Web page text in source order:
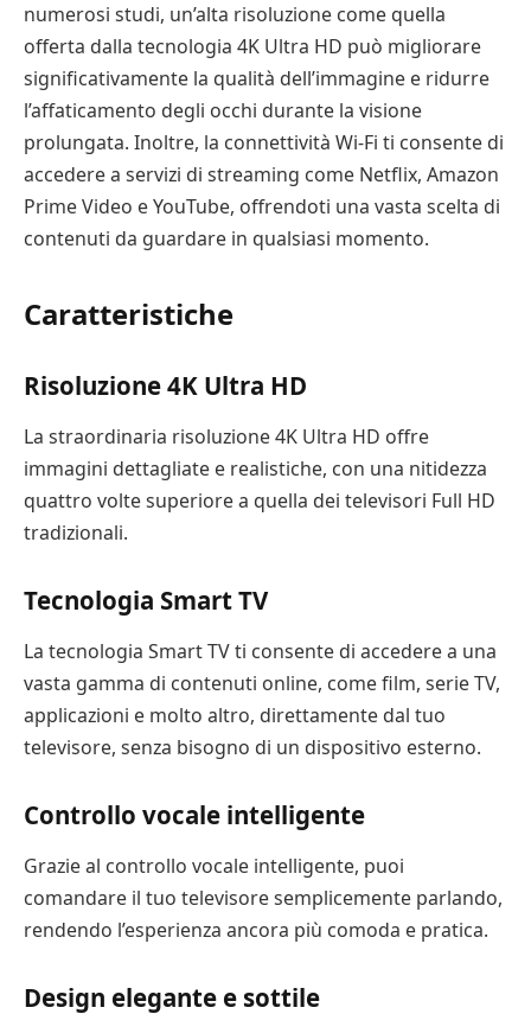
numerosi studi, un’alta risoluzione come quella
offerta dalla tecnologia 4K Ultra HD può migliorare
significativamente la qualità dell’immagine e ridurre
l’affaticamento degli occhi durante la visione
prolungata. Inoltre, la connettività Wi-Fi ti consente di
accedere a servizi di streaming come Netflix, Amazon
Prime Video e YouTube, offrendoti una vasta scelta di
contenuti da guardare in qualsiasi momento.
Caratteristiche
Risoluzione 4K Ultra HD
La straordinaria risoluzione 4K Ultra HD offre
immagini dettagliate e realistiche, con una nitidezza
quattro volte superiore a quella dei televisori Full HD
tradizionali.
Tecnologia Smart TV
La tecnologia Smart TV ti consente di accedere a una
vasta gamma di contenuti online, come film, serie TV,
applicazioni e molto altro, direttamente dal tuo
televisore, senza bisogno di un dispositivo esterno.
Controllo vocale intelligente
Grazie al controllo vocale intelligente, puoi
comandare il tuo televisore semplicemente parlando,
rendendo l’esperienza ancora più comoda e pratica.
Design elegante e sottile